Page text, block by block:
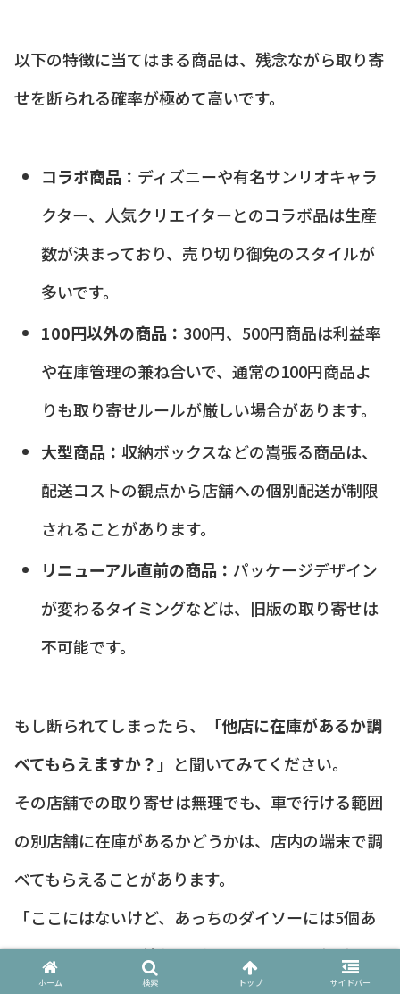
以下の特徴に当てはまる商品は、残念ながら取り寄
せを断られる確率が極めて高いです。
コラボ商品： ディズニーや有名サンリオキャラ
クター、人気クリエイターとのコラボ品は生産
数が決まっており、売り切り御免のスタイルが
多いです。
100円以外の商品： 300円、500円商品は利益率
や在庫管理の兼ね合いで、通常の100円商品よ
りも取り寄せルールが厳しい場合があります。
大型商品： 収納ボックスなどの嵩張る商品は、
配送コストの観点から店舗への個別配送が制限
されることがあります。
リニューアル直前の商品： パッケージデザイン
が変わるタイミングなどは、旧版の取り寄せは
不可能です。
もし断られてしまったら、
「他店に在庫があるか調
べてもらえますか？」 と聞いてみてください。
その店舗での取り寄せは無理でも、車で行ける範囲
の別店舗に在庫があるかどうかは、店内の端末で調
べてもらえることがあります。
「ここにはないけど、あっちのダイソーには5個あ
りますよ」という情報をゲットできれば、無駄足を
ホーム 検索 トップ サイドバー